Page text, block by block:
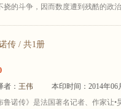
挠的斗争，因而数度遭到残酷的政
传 / 共1册
者： 王伟
本印时间：2014年06
鲁诺传》是法国著名记者、作家让